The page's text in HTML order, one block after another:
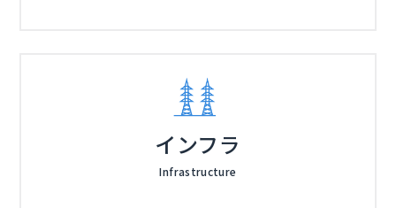
インフラ
Infrastructure